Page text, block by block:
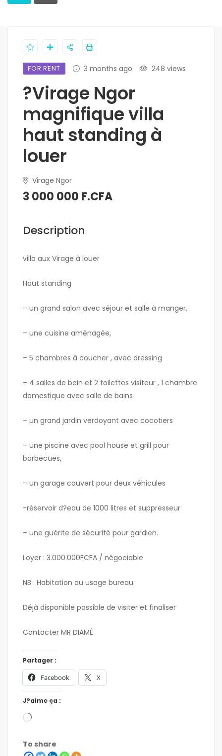
FOR RENT 3 months ago 248 views
?Virage Ngor
magnifique villa
haut standing à
louer
Virage Ngor
3 000 000 F.CFA
Description
villa aux Virage à louer
Haut standing
– un grand salon avec séjour et salle à manger,
– une cuisine aménagée,
– 5 chambres à coucher , avec dressing
– 4 salles de bain et 2 toilettes visiteur , 1 chambre
domestique avec salle de bains
– un grand jardin verdoyant avec cocotiers
– une piscine avec pool house et grill pour
barbecues,
– un garage couvert pour deux véhicules
-réservoir d?eau de 1000 litres et suppresseur
– une guérite de sécurité pour gardien.
Loyer : 3.000.000FCFA / négociable
NB : Habitation ou usage bureau
Déjà disponible possible de visiter et finaliser
Contacter MR DIAMÉ
Partager :
Facebook X
J?aime ça :
To share